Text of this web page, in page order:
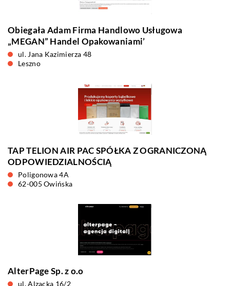
Obiegała Adam Firma Handlowo Usługowa
„MEGAN” Handel Opakowaniami’
ul. Jana Kazimierza 48
Leszno
TAP TELION AIR PAC SPÓŁKA Z OGRANICZONĄ
ODPOWIEDZIALNOŚCIĄ
Poligonowa 4A
62-005 Owińska
AlterPage Sp. z o.o
ul. Alzacka 16/2